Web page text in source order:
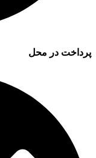
پرداخت در محل